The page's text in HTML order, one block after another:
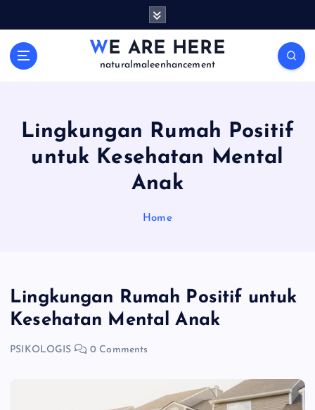
WE ARE HERE
naturalmaleenhancement
Lingkungan Rumah Positif
untuk Kesehatan Mental
Anak
Home
Lingkungan Rumah Positif untuk
Kesehatan Mental Anak
PSIKOLOGIS 0 Comments